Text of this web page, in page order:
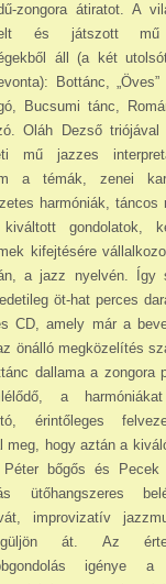
zongora átiratot. A
és játszott mű
áll (a két
Bottánc, „Öves”
Bucsumi tánc,
Oláh Dezső
mű jazzes
a témák, zenei
harmóniák, táncos
gondolatok,
kifejtésére
a jazz nyelvén. Így
öt-hat perces
CD, amely már a
önálló megközelítés
dallama a zongora
a
érintőleges
meg, hogy aztán a
Péter bőgős és Pecek
ütőhangszeres
improvizatív
át. Az
igénye a